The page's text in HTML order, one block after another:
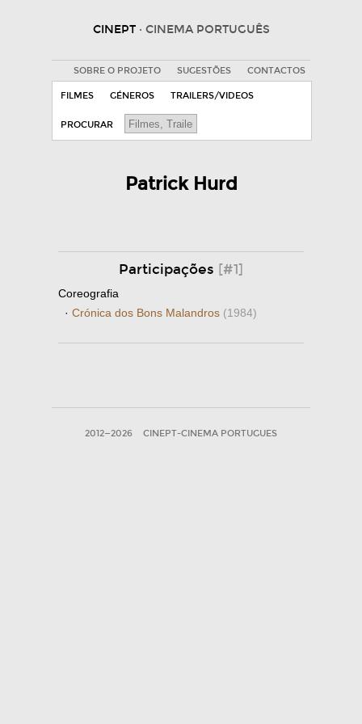
CINEPT · CINEMA PORTUGUÊS
SOBRE O PROJETO SUGESTÕES CONTACTOS
FILMES GÉNEROS TRAILERS/VIDEOS
PROCURAR
Patrick Hurd
Participações [#1]
Coreografia
· Crónica dos Bons Malandros (1984)
2012—2026 CINEPT-CINEMA PORTUGUES